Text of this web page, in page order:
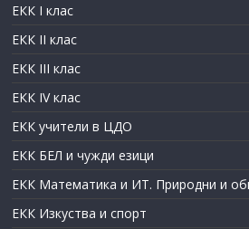
ЕКК I клас
ЕКК II клас
ЕКК III клас
ЕКК IV клас
ЕКК учители в ЦДО
ЕКК БЕЛ и чужди езици
ЕКК Математика и ИТ. Природни и
ЕКК Изкуства и спорт